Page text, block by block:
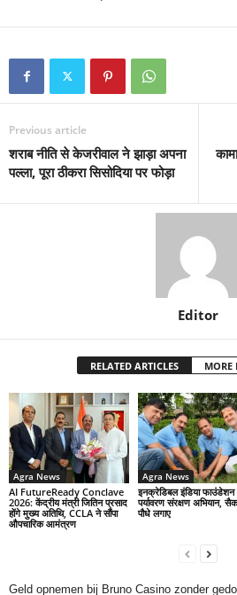
Previous article
शराब नीति से केजरीवाल ने झाड़ा अपना
पल्ला, पूरा ठीकरा सिसोदिया पर फोड़ा
Editor
RELATED ARTICLES MORE
Agra News
AI FutureReady Conclave
2026: केंद्रीय मंत्री जितिन प्रसाद
होंगे मुख्य अतिथि, CCLA ने सौंपा
औपचारिक आमंत्रण
Agra News
इनक्रेडिबल इंडिया फाउंडेशन
पर्यावरण संरक्षण अभियान,
पौधे लगाए
Geld opnemen bij Bruno Casino zonder